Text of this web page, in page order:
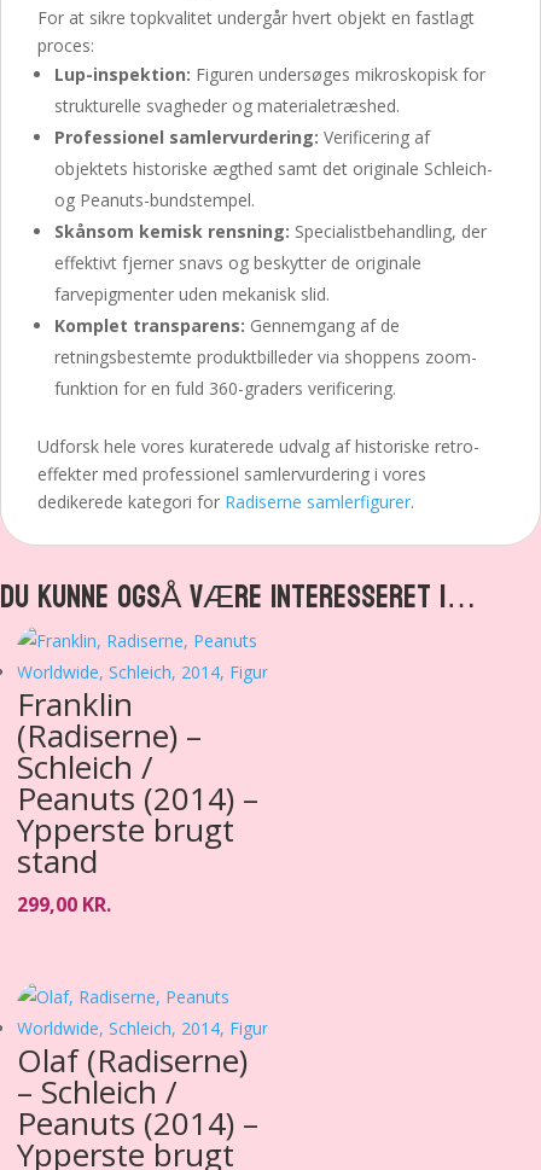
For at sikre topkvalitet undergår hvert objekt en fastlagt
proces:
Lup-inspektion: Figuren undersøges mikroskopisk for
strukturelle svagheder og materialetræshed.
Professionel samlervurdering: Verificering af
objektets historiske ægthed samt det originale Schleich-
og Peanuts-bundstempel.
Skånsom kemisk rensning: Specialistbehandling, der
effektivt fjerner snavs og beskytter de originale
farvepigmenter uden mekanisk slid.
Komplet transparens: Gennemgang af de
retningsbestemte produktbilleder via shoppens zoom-
funktion for en fuld 360-graders verificering.
Udforsk hele vores kuraterede udvalg af historiske retro-
effekter med professionel samlervurdering i vores
dedikerede kategori for Radiserne samlerfigurer.
DU KUNNE OGSÅ VÆRE INTERESSERET I…
Franklin
(Radiserne) –
Schleich /
Peanuts (2014) –
Ypperste brugt
stand
299,00 KR.
Olaf (Radiserne)
– Schleich /
Peanuts (2014) –
Ypperste brugt